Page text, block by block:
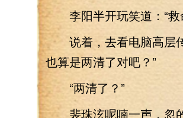
李阳半开玩笑道：“救
说着，去看电脑高层传
也算是两清了对吧？”
“两清了？”
裴珠泫呢喃一声，忽的